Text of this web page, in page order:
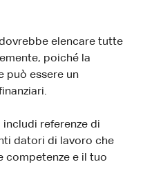
elencare tutte
poiché la
può essere un
includi referenze di
datori di lavoro che
competenze e il tuo